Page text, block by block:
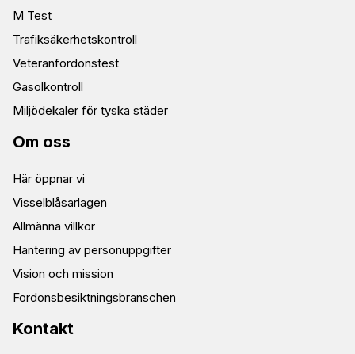
M Test
Trafiksäkerhetskontroll
Veteranfordonstest
Gasolkontroll
Miljödekaler för tyska städer
Om oss
Här öppnar vi
Visselblåsarlagen
Allmänna villkor
Hantering av personuppgifter
Vision och mission
Fordonsbesiktningsbranschen
Kontakt